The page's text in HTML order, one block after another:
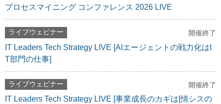
プロセスマイニング コンファレンス 2026 LIVE
ライブウェビナー 開催終了
IT Leaders Tech Strategy LIVE [AIエージェントの戦力化はI
T部門の仕事]
ライブウェビナー 開催終了
IT Leaders Tech Strategy LIVE [事業成長のカギは[情シスの